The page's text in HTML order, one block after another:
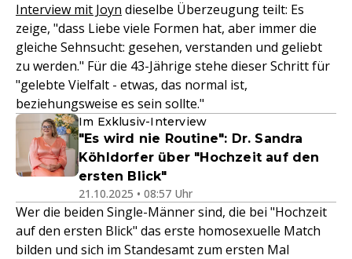
Interview mit Joyn dieselbe Überzeugung teilt: Es
zeige, "dass Liebe viele Formen hat, aber immer die
gleiche Sehnsucht: gesehen, verstanden und geliebt
zu werden." Für die 43-Jährige stehe dieser Schritt für
"gelebte Vielfalt - etwas, das normal ist,
beziehungsweise es sein sollte."
Im Exklusiv-Interview
"Es wird nie Routine": Dr. Sandra
Köhldorfer über "Hochzeit auf den
ersten Blick"
21.10.2025 • 08:57 Uhr
Wer die beiden Single-Männer sind, die bei "Hochzeit
auf den ersten Blick" das erste homosexuelle Match
bilden und sich im Standesamt zum ersten Mal